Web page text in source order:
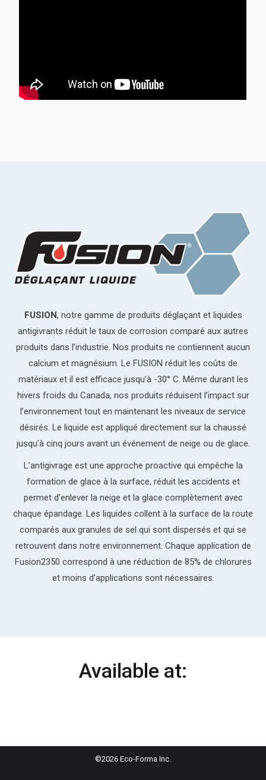
FUSION, notre gamme de produits déglaçant et liquides
antigivrants réduit le taux de corrosion comparé aux autres
produits dans l’industrie. Nos produits ne contiennent aucun
calcium et magnésium. Le FUSION réduit les coûts de
matériaux et il est efficace jusqu’à -30° C. Même durant les
hivers froids du Canada, nos produits réduisent l’impact sur
l’environnement tout en maintenant les niveaux de service
désirés. Le liquide est appliqué directement sur la chaussé
jusqu’à cinq jours avant un événement de neige ou de glace.
L’antigivrage est une approche proactive qui empêche la
formation de glace à la surface, réduit les accidents et
permet d’enlever la neige et la glace complètement avec
chaque épandage. Les liquides collent à la surface de la route
comparés aux granules de sel qui sont dispersés et qui se
retrouvent dans notre environnement. Chaque application de
Fusion2350 correspond à une réduction de 85% de chlorures
et moins d’applications sont nécessaires.
Available at:
©2026 Eco-Forma Inc.